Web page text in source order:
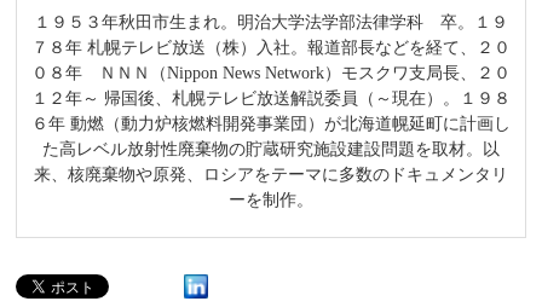
１９５３年秋田市生まれ。明治大学法学部法律学科 卒。１９
７８年 札幌テレビ放送（株）入社。報道部長などを経て、２０
０８年 ＮＮＮ（Nippon News Network）モスクワ支局長、２０
１２年～ 帰国後、札幌テレビ放送解説委員（～現在）。１９８
６年 動燃（動力炉核燃料開発事業団）が北海道幌延町に計画し
た高レベル放射性廃棄物の貯蔵研究施設建設問題を取材。以
来、核廃棄物や原発、ロシアをテーマに多数のドキュメンタリ
ーを制作。